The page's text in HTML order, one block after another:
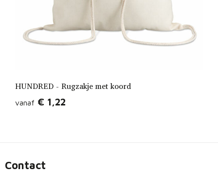
HUNDRED - Rugzakje met koord
vanaf € 1,22
Contact